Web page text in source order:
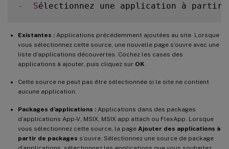
-
Sélectionnez une application à partir
Existantes : Applications précédemment ajoutées au site. Lorsque
vous sélectionnez cette source, une nouvelle page s’ouvre avec une
liste d’applications découvertes. Cochez les cases des
applications à ajouter, puis cliquez sur OK
Cette source ne peut pas être sélectionnée si le site ne contient
aucune application.
Packages d’applications : Applications dans des packages
d’applications App-V, MSIX, MSIX app attach ou FlexApp. Lorsque
vous sélectionnez cette source, la page Ajouter des applications à
partir de packages s’ouvre. Sélectionnez une source de package